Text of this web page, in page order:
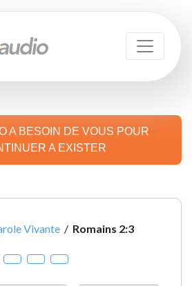
A BESOIN DE VOUS POUR
A EXISTER
Vivante / Romains 2:3